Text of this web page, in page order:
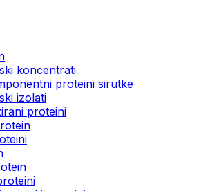
koncentrati
proteini sirutke
izolati
proteini